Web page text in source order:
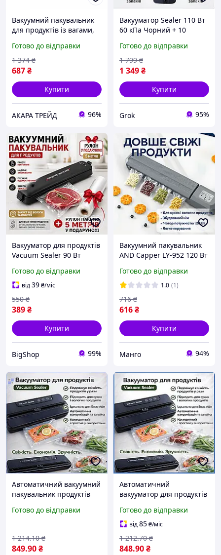
Вакуумний пакувальник
для продуктів із вагами,
(S+), Вакууматор для дому,
Портативний
пакувальник вакуум
Готово до відправки
687₴
1 374 ₴
Купити
АКАРА ТРЕЙД 96%
Вакууматор Sealer 110 Вт
60 кПа Чорний + 10
Готово до відправки
1 349₴
1 799 ₴
Купити
Grok 95%
Вакууматор для продуктів
Vacuum Sealer 90 Вт
харчових продуктів
Готово до відправки
від39₴/міс
389₴
550 ₴
Купити
BigShop 99%
Вакуумний пакувальник
AND Capper LY-952 120 Вт
Готово до відправки
1.0 (1)
616₴
716 ₴
Купити
Манго 94%
Автоматичний вакуумний
пакувальник продуктів
для тривалого зберігання
Готово до відправки
849.90₴
1 214.10 ₴
Автоматичний
вакууматор для продуктів
побутовий пакувальник
харчовий прилад дшоп1
Готово до відправки
від85₴/міс
848.90₴
1 212.70 ₴